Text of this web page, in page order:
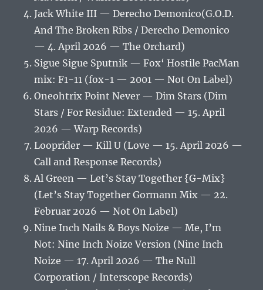
Jack White III — Derecho Demonico(G.O.D.
And The Broken Ribs / Derecho Demonico
— 4. April 2026 — The Orchard)
Sigue Sigue Sputnik — Fox‘ Hostile PacMan
mix: F1-11 (fox-1 — 2001 — Not On Label)
Oneohtrix Point Never — Dim Stars (Dim
Stars / For Residue: Extended — 15. April
2026 — Warp Records)
Looprider — Kill U (Love — 15. April 2026 —
Call and Response Records)
Al Green — Let’s Stay Together {G-Mix}
(Let’s Stay Together Gormann Mix — 22.
Februar 2026 — Not On Label)
Nine Inch Nails & Boys Noize — Me, I’m
Not: Nine Inch Noize Version (Nine Inch
Noize — 17. April 2026 — The Null
Corporation / Interscope Records)